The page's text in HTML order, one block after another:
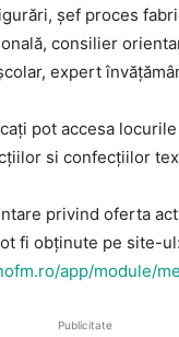
șef proces
consilier
expert
pot accesa
si confecțiilor
privind oferta
fi obținute pe site-ul:
app/module/
Publicitate